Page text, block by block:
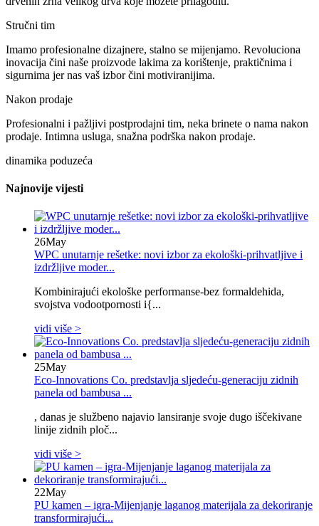
Stručni tim
Imamo profesionalne dizajnere, stalno se mijenjamo. Revoluciona
inovacija čini naše proizvode lakima za korištenje, praktičnima i
sigurnima jer nas vaš izbor čini motiviranijima.
Nakon prodaje
Profesionalni i pažljivi postprodajni tim, neka brinete o nama nakon
prodaje. Intimna usluga, snažna podrška nakon prodaje.
dinamika poduzeća
Najnovije vijesti
26May
WPC unutarnje rešetke: novi izbor za ekološki-prihvatljive i
izdržljive moder...
Kombinirajući ekološke performanse-bez formaldehida,
svojstva vodootpornosti i{...
vidi više >
25May
Eco-Innovations Co. predstavlja sljedeću-generaciju zidnih
panela od bambusa ...
, danas je službeno najavio lansiranje svoje dugo iščekivane
linije zidnih ploč...
vidi više >
22May
PU kamen – igra-Mijenjanje laganog materijala za dekoriranje
transformirajući...